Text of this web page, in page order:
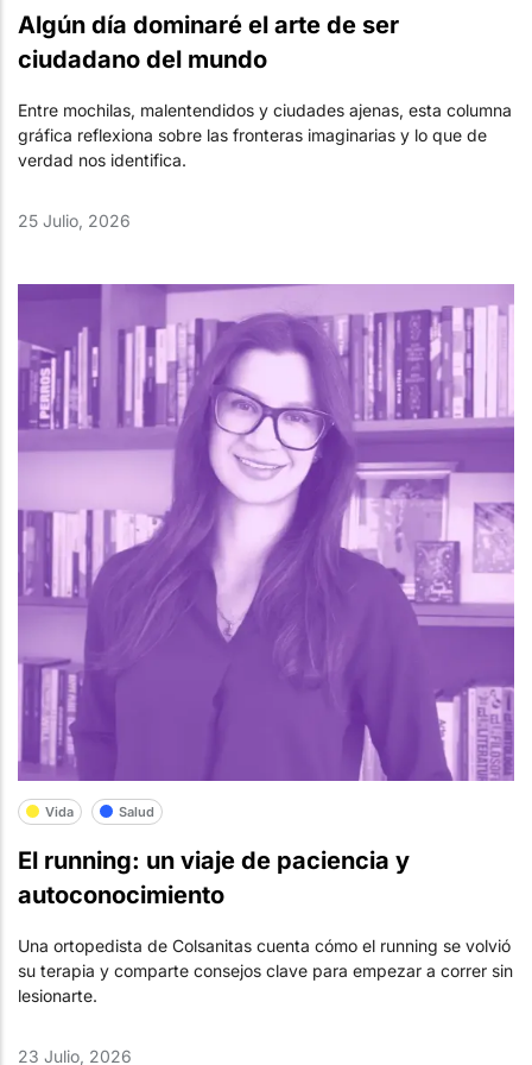
Algún día dominaré el arte de ser
ciudadano del mundo
Entre mochilas, malentendidos y ciudades ajenas, esta columna
gráfica reflexiona sobre las fronteras imaginarias y lo que de
verdad nos identifica.
25 Julio, 2026
Vida Salud
El running: un viaje de paciencia y
autoconocimiento
Una ortopedista de Colsanitas cuenta cómo el running se volvió
su terapia y comparte consejos clave para empezar a correr sin
lesionarte.
23 Julio, 2026